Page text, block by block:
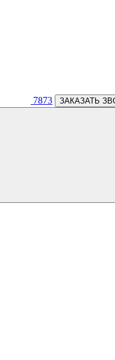
7873 ЗАКАЗАТЬ